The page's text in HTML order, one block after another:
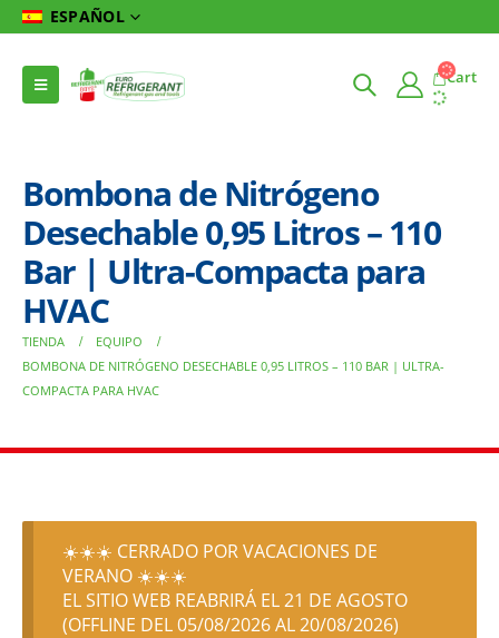
ESPAÑOL
Cart
Bombona de Nitrógeno
Desechable 0,95 Litros – 110
Bar | Ultra-Compacta para
HVAC
TIENDA
EQUIPO
BOMBONA DE NITRÓGENO DESECHABLE 0,95 LITROS – 110 BAR | ULTRA-
COMPACTA PARA HVAC
☀️☀️☀️ CERRADO POR VACACIONES DE
VERANO ☀️☀️☀️
EL SITIO WEB REABRIRÁ EL 21 DE AGOSTO
(OFFLINE DEL 05/08/2026 AL 20/08/2026)